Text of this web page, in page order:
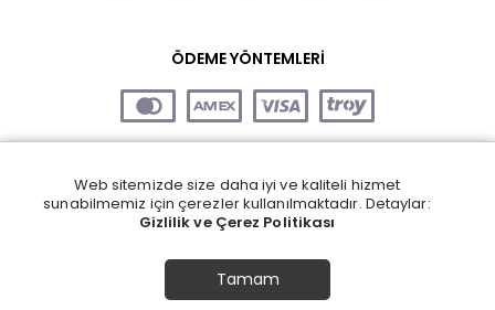
ÖDEME YÖNTEMLERİ
Web sitemizde size daha iyi ve kaliteli hizmet
sunabilmemiz için çerezler kullanılmaktadır. Detaylar:
Gizlilik ve Çerez Politikası
Tamam